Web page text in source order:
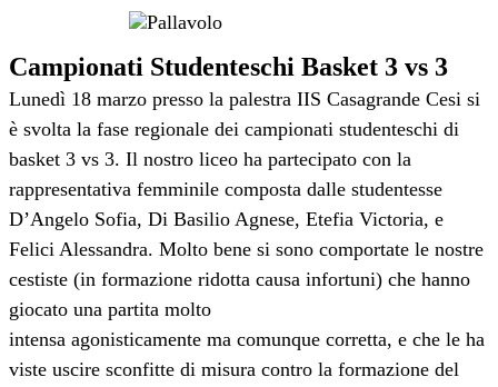
Campionati Studenteschi Basket 3 vs 3
Lunedì 18 marzo presso la palestra IIS Casagrande Cesi si
è svolta la fase regionale dei campionati studenteschi di
basket 3 vs 3. Il nostro liceo ha partecipato con la
rappresentativa femminile composta dalle studentesse
D’Angelo Sofia, Di Basilio Agnese, Etefia Victoria, e
Felici Alessandra. Molto bene si sono comportate le nostre
cestiste (in formazione ridotta causa infortuni) che hanno
giocato una partita molto
intensa agonisticamente ma comunque corretta, e che le ha
viste uscire sconfitte di misura contro la formazione del